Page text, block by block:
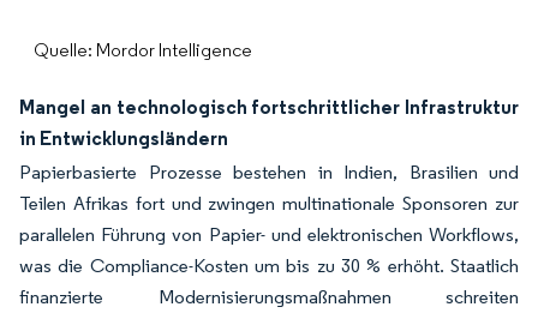
Quelle: Mordor Intelligence
Mangel an technologisch fortschrittlicher Infrastruktur
in Entwicklungsländern
Papierbasierte Prozesse bestehen in Indien, Brasilien und
Teilen Afrikas fort und zwingen multinationale Sponsoren zur
parallelen Führung von Papier- und elektronischen Workflows,
was die Compliance-Kosten um bis zu 30 % erhöht. Staatlich
finanzierte Modernisierungsmaßnahmen schreiten